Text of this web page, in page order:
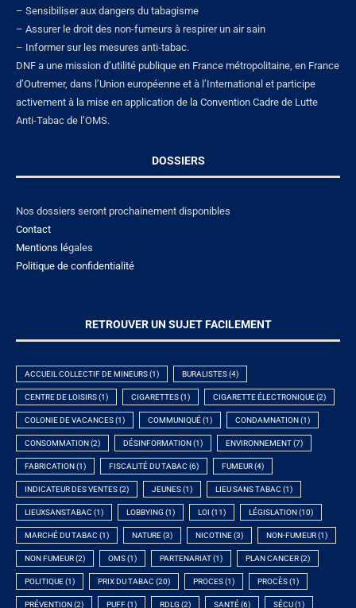
– Sensibiliser aux dangers du tabagisme
– Assurer le droit des non-fumeurs à respirer un air sain
– Informer sur les mesures anti-tabac.
DNF a une mission d’utilité publique en France métropolitaine, en France
d’Outremer, dans l’Union européenne et à l’International et participe
activement à la mise en application de la Convention Cadre de Lutte
Anti-Tabac de l’OMS.
DOSSIERS
Nos dossiers seront prochainement disponibles
Contact
Mentions légales
Politique de confidentialité
RETROUVER UN SUJET FACILEMENT
ACCUEIL COLLECTIF DE MINEURS(1) BURALISTES(4)
CENTRE DE LOISIRS(1) CIGARETTES(1) CIGARETTE ÉLECTRONIQUE(2)
COLONIE DE VACANCES(1) COMMUNIQUÉ(1) CONDAMNATION (1)
CONSOMMATION (2) DÉSINFORMATION (1) ENVIRONNEMENT(7)
FABRICATION (1) FISCALITÉ DU TABAC (6) FUMEUR(4)
INDICATEUR DES VENTES(2) JEUNES(1) LIEU SANS TABAC (1)
LIEUXSANSTABAC (1) LOBBYING (1) LOI (11) LÉGISLATION (10)
MARCHÉ DU TABAC (1) NATURE(3) NICOTINE(3) NON-FUMEUR(1)
NON FUMEUR(2) OMS(1) PARTENARIAT(1) PLAN CANCER(2)
POLITIQUE(1) PRIX DU TABAC (20) PROCES(1) PROCÈS(1)
PRÉVENTION (2) PUFF(1) RDLG (2) SANTÉ(6) SÉCU(1)